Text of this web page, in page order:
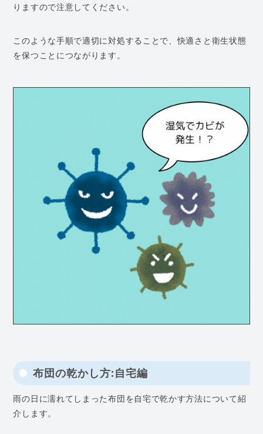
りますので注意してください。
このような手順で適切に対処することで、快適さと衛生状態
を保つことにつながります。
布団の乾かし方:自宅編
雨の日に濡れてしまった布団を自宅で乾かす方法について紹
介します。